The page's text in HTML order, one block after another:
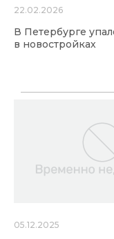
22.02.2026
В Петербурге
в новостройках
05.12.2025